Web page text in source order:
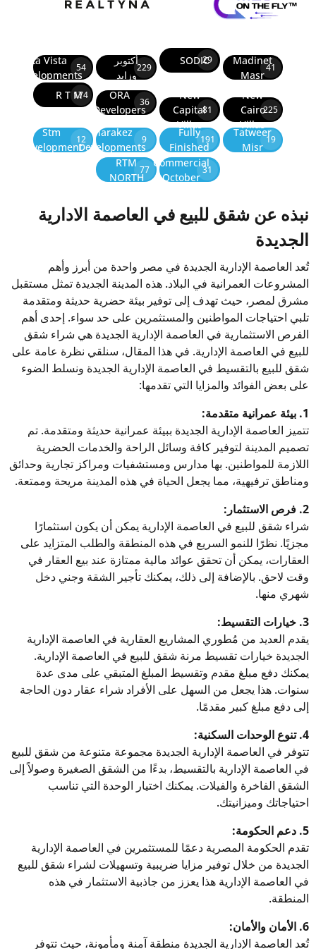
Madinet
Masr
41
SODIC
29
أكتوبر
وزايد
229
La Vista
Developments
54
New
Cairo
Villas
225
New
Capital
Villas
81
ORA
Developers
36
R T M
174
Tatweer
Misr
19
Fully
Finished
191
Marakez
Developments
9
Stm
Development
12
Commercial
October
31
RTM
NORTH
77
نبذه عن شقق للبيع في العاصمة الادارية
الجديدة
تُعد العاصمة الإدارية الجديدة في مصر واحدة من أبرز وأهم
المشروعات العمرانية في البلاد. هذه المدينة الجديدة تمثل مستقبل
مشرق لمصر، حيث تهدف إلى توفير بيئة حضرية حديثة ومتقدمة
تلبي احتياجات المواطنين والمستثمرين على حد سواء. إحدى أهم
الفرص الاستثمارية في العاصمة الإدارية الجديدة هي شراء شقق
للبيع في العاصمة الإدارية. في هذا المقال، سنلقي نظرة عامة على
شقق للبيع بالتقسيط في العاصمة الإدارية الجديدة ونسلط الضوء
على بعض الفوائد والمزايا التي تقدمها:
1. بيئة عمرانية متقدمة:
تتميز العاصمة الإدارية الجديدة ببيئة عمرانية حديثة ومتقدمة. تم
تصميم المدينة لتوفير كافة وسائل الراحة والخدمات الحضرية
اللازمة للمواطنين. بها مدارس ومستشفيات ومراكز تجارية وحدائق
ومناطق ترفيهية، مما يجعل الحياة في هذه المدينة مريحة وممتعة.
2. فرص الاستثمار:
شراء شقق للبيع في العاصمة الإدارية يمكن أن يكون استثمارًا
مجزيًا. نظرًا للنمو السريع في هذه المنطقة والطلب المتزايد على
العقارات، يمكن أن تحقق عوائد مالية ممتازة عند بيع العقار في
وقت لاحق. بالإضافة إلى ذلك، يمكنك تأجير الشقة وجني دخل
شهري منها.
3. خيارات التقسيط:
يقدم العديد من مُطوري المشاريع العقارية في العاصمة الإدارية
الجديدة خيارات تقسيط مرنة شقق للبيع في العاصمة الإدارية.
يمكنك دفع مبلغ مقدم وتقسيط المبلغ المتبقي على مدى عدة
سنوات. هذا يجعل من السهل على الأفراد شراء عقار دون الحاجة
إلى دفع مبلغ كبير مقدمًا.
4. تنوع الوحدات السكنية:
تتوفر في العاصمة الإدارية الجديدة مجموعة متنوعة من شقق للبيع
في العاصمة الإدارية بالتقسيط، بدءًا من الشقق الصغيرة وصولاً إلى
الشقق الفاخرة والفيلات. يمكنك اختيار الوحدة التي تناسب
احتياجاتك وميزانيتك.
5. دعم الحكومة:
تقدم الحكومة المصرية دعمًا للمستثمرين في العاصمة الإدارية
الجديدة من خلال توفير مزايا ضريبية وتسهيلات لشراء شقق للبيع
في العاصمة الإدارية هذا يعزز من جاذبية الاستثمار في هذه
المنطقة.
6. الأمان والأمان:
تُعد العاصمة الإدارية الجديدة منطقة آمنة ومأمونة، حيث تتوفر